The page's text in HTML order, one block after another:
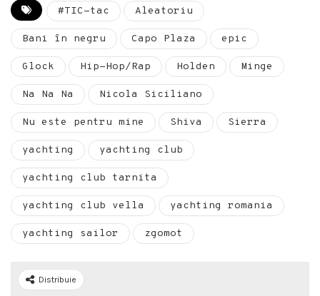
#TIC-tac Aleatoriu
Bani în negru Capo Plaza epic
Glock Hip-Hop/Rap Holden Minge
Na Na Na Nicola Siciliano
Nu este pentru mine Shiva Sierra
yachting yachting club
yachting club tarnita
yachting club vella yachting romania
yachting sailor zgomot
Distribuie